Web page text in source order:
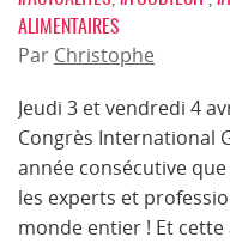
ALIMENTAIRES
Par Christophe
Jeudi 3 et vendredi 4
Congrès International
année consécutive
les experts et
monde entier ! Et cette